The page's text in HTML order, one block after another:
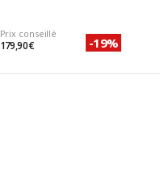
Prix conseillé
179,90 € -19%